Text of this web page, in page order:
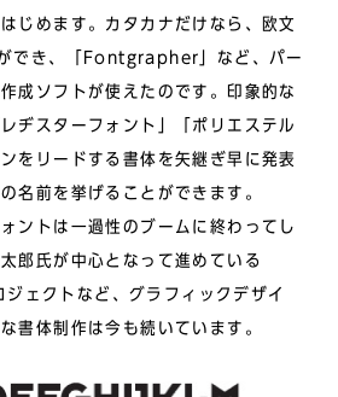
じめます。カタカナだけなら、欧文
でき、「Fontgrapher」など、パー
成ソフトが使えたのです。印象的な
ヂスターフォント」「ポリエステル
をリードする書体を矢継ぎ早に発表
名前を挙げることができます。
ントは一過性のブームに終わってし
郎氏が中心となって進めている
ェクトなど、グラフィックデザイ
書体制作は今も続いています。